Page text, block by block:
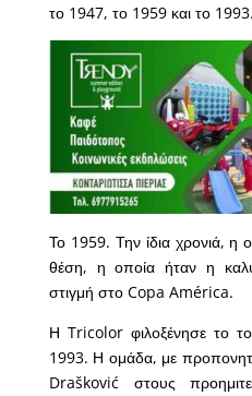
το 1947, το 1959 και το 1993.
Το 1959. Την ίδια χρονιά, η
θέση, η οποία ήταν η
στιγμή στο Copa América.
Η Tricolor φιλοξένησε το
1993. Η ομάδα, με
Drašković στους